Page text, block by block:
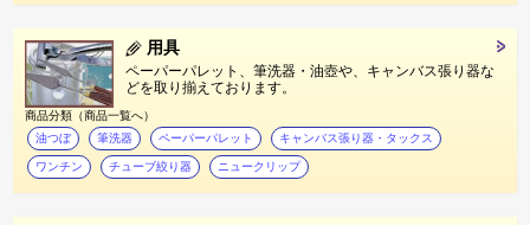
用具
ペーパーパレット、筆洗器・油壺や、キャンバス張り器な
どを取り揃えております。
商品分類（商品一覧へ）
油つぼ
筆洗器 ペーパーパレット キャンバス張り器・タックス
ワンチン チューブ絞り器 ニュークリップ